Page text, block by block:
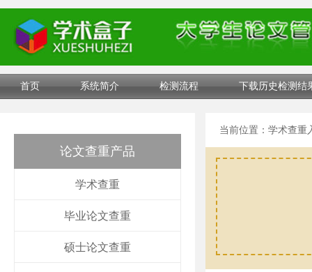
首页 系统简介 检测流程 下载历史检测结
论文查重产品
学术查重
毕业论文查重
硕士论文查重
当前位置： 学术查重